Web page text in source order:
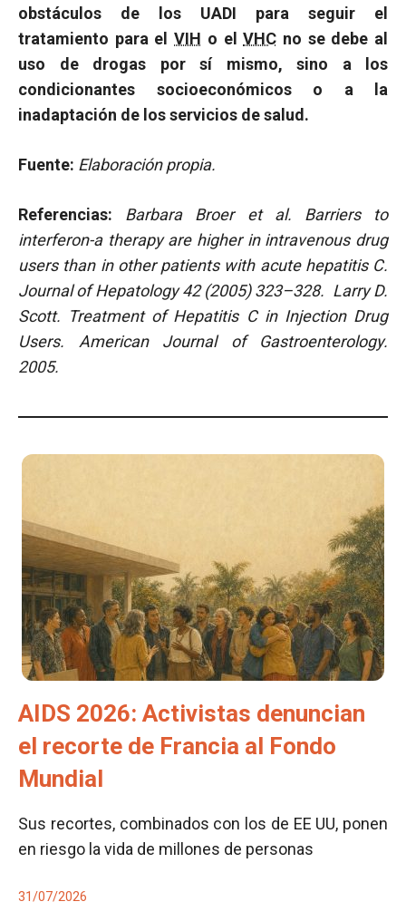
obstáculos de los UADI para seguir el
tratamiento para elVIH o elVHC no se debe al
uso de drogas por sí mismo, sino a los
condicionantes socioeconómicos o a la
inadaptación de los servicios de salud.
Fuente: Elaboración propia.
Referencias:
Barbara Broer et al. Barriers to
interferon-a therapy are higher in intravenous drug
users than in other patients with acute hepatitis C.
Journal of Hepatology 42 (2005) 323–328. Larry D.
Scott. Treatment of Hepatitis C in Injection Drug
Users. American Journal of Gastroenterology.
2005.
AIDS 2026: Activistas denuncian
el recorte de Francia al Fondo
Mundial
Sus recortes, combinados con los de EE UU, ponen
en riesgo la vida de millones de personas
31/07/2026